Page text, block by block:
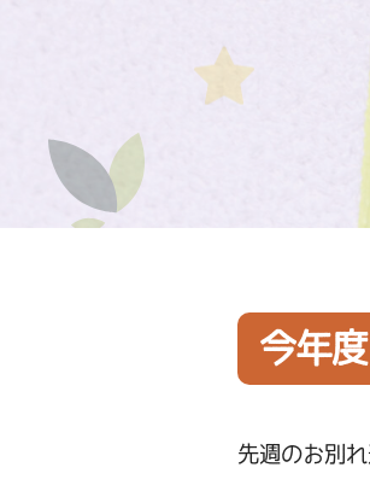
今年
先週のお別